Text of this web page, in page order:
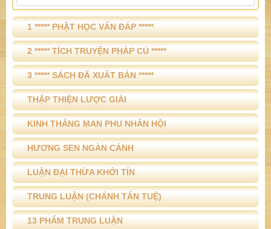
1 ***** PHẬT HỌC VẤN ĐÁP *****
2 ***** TÍCH TRUYỆN PHÁP CÚ *****
3 ***** SÁCH ĐÃ XUẤT BẢN *****
THẬP THIỆN LƯỢC GIẢI
KINH THẮNG MAN PHU NHÂN HỘI
HƯƠNG SEN NGÀN CÁNH
LUẬN ĐẠI THỪA KHỞI TÍN
TRUNG LUẬN (CHÁNH TẤN TUỆ)
13 PHẨM TRUNG LUẬN